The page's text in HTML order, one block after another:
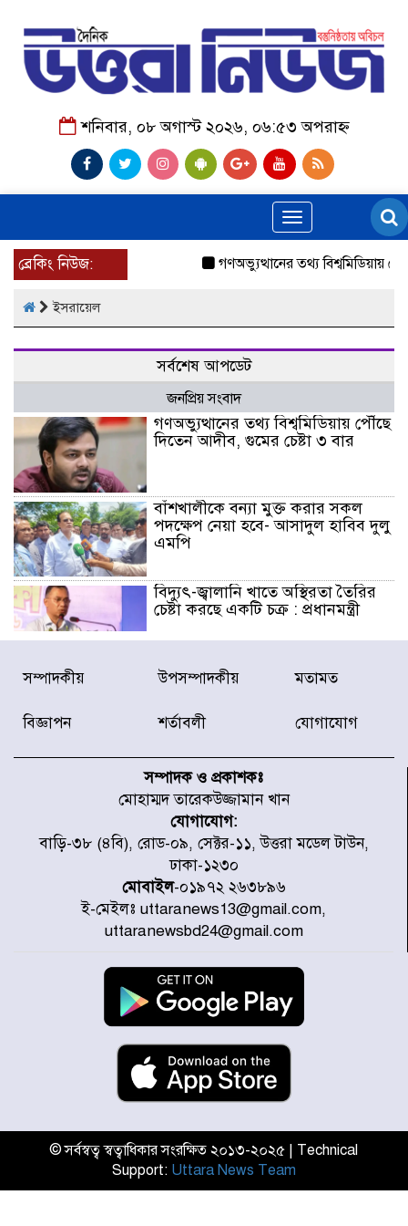
শনিবার, ০৮ অগাস্ট ২০২৬, ০৬:৫৩ অপরাহ্ন
Toggle
navigation
ব্রেকিং নিউজ: গণঅভ্যুত্থানের তথ্য বিশ্বমিডিয়ায়
ইসরায়েল
সর্বশেষ আপডেট
জনপ্রিয় সংবাদ
গণঅভ্যুত্থানের তথ্য বিশ্বমিডিয়ায় পৌঁছে
দিতেন আদীব, গুমের চেষ্টা ৩ বার
বাঁশখালীকে বন্যা মুক্ত করার সকল
পদক্ষেপ নেয়া হবে- আসাদুল হাবিব দুলু
এমপি
বিদ্যুৎ-জ্বালানি খাতে অস্থিরতা তৈরির
চেষ্টা করছে একটি চক্র : প্রধানমন্ত্রী
টাইফুন ‘ডলফিনের’ আঘাতে জাপানে
চিকিৎসা খাতে জিডিপির ৫ শতাংশ
বরাদ্দের ঘোষণা স্থানীয় সরকার মন্ত্রীর
জুলাই জাদুঘর ঘুরে দেখলেন এনসিপি
নেতারা
যুক্তরাষ্ট্রে দাবানল নেভাতে গিয়ে
হেলিকপ্টার বিধ্বস্ত, নিহত ১
মজুদদারের সর্বোচ্চ শাস্তি মৃত্যুদণ্ড, তাই
ভেবে মজুদ করবেন : আইনমন্ত্রী
আন্তর্জাতিক আদিবাসী দিবস: রাষ্ট্রের
মংমং
যৌথ প্রতিরক্ষা চুক্তি স্বাক্ষর করেছে
সম্পাদকীয় উপসম্পাদকীয় মতামত
বিজ্ঞাপন শর্তাবলী যোগাযোগ
সম্পাদক ও প্রকাশকঃ
মোহাম্মদ তারেকউজ্জামান খান
যোগাযোগ:
বাড়ি-৩৮ (৪বি), রোড-০৯, সেক্টর-১১, উত্তরা মডেল টাউন,
ঢাকা-১২৩০
মোবাইল-০১৯৭২ ২৬৩৮৯৬
ই-মেইলঃ uttaranews13@gmail.com,
uttaranewsbd24@gmail.com
© সর্বস্বত্ব স্বত্বাধিকার সংরক্ষিত ২০১৩-২০২৫ | Technical
Support: Uttara News Team